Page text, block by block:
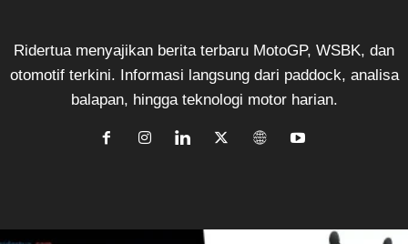
Ridertua menyajikan berita terbaru MotoGP, WSBK, dan
otomotif terkini. Informasi langsung dari paddock, analisa
balapan, hingga teknologi motor harian.